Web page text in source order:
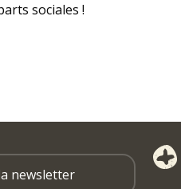
sociales !
newsletter